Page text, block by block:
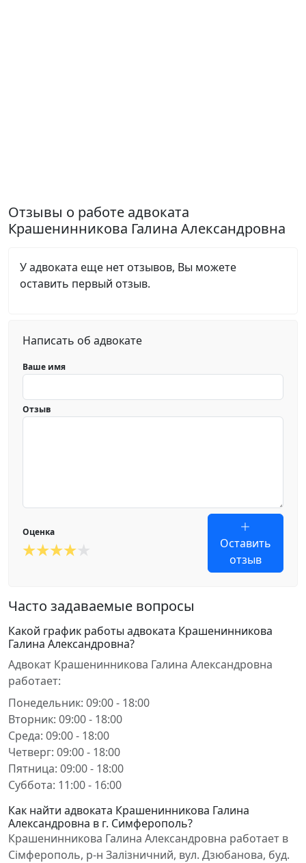
Отзывы о работе адвоката
Крашенинникова Галина Александровна
У адвоката еще нет отзывов, Вы можете
оставить первый отзыв.
Написать об адвокате
Ваше имя
Отзыв
Оценка
Оставить
отзыв
Часто задаваемые вопросы
Какой график работы адвоката Крашенинникова
Галина Александровна?
Адвокат Крашенинникова Галина Александровна
работает:
Понедельник: 09:00 - 18:00
Вторник: 09:00 - 18:00
Среда: 09:00 - 18:00
Четверг: 09:00 - 18:00
Пятница: 09:00 - 18:00
Суббота: 11:00 - 16:00
Как найти адвоката Крашенинникова Галина
Александровна в г. Симферополь?
Крашенинникова Галина Александровна работает в
Сімферополь, р-н Залізничний, вул. Дзюбанова, буд.